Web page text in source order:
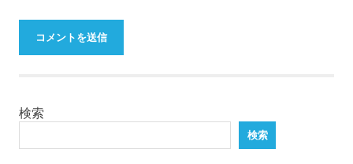
検索
検索